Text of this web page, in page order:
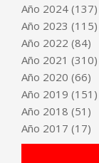
Año 2024 (137)
Año 2023 (115)
Año 2022 (84)
Año 2021 (310)
Año 2020 (66)
Año 2019 (151)
Año 2018 (51)
Año 2017 (17)